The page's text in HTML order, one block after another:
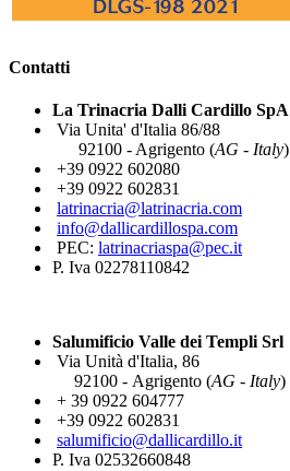
Contatti
La Trinacria Dalli Cardillo SpA
Via Unita' d'Italia 86/88
92100 - Agrigento (AG - Italy)
+39 0922 602080
+39 0922 602831
latrinacria@latrinacria.com
info@dallicardillospa.com
PEC: latrinacriaspa@pec.it
P. Iva 02278110842
Salumificio Valle dei Templi Srl
Via Unità d'Italia, 86
92100 - Agrigento (AG - Italy)
+ 39 0922 604777
+39 0922 602831
salumificio@dallicardillo.it
P. Iva 02532660848